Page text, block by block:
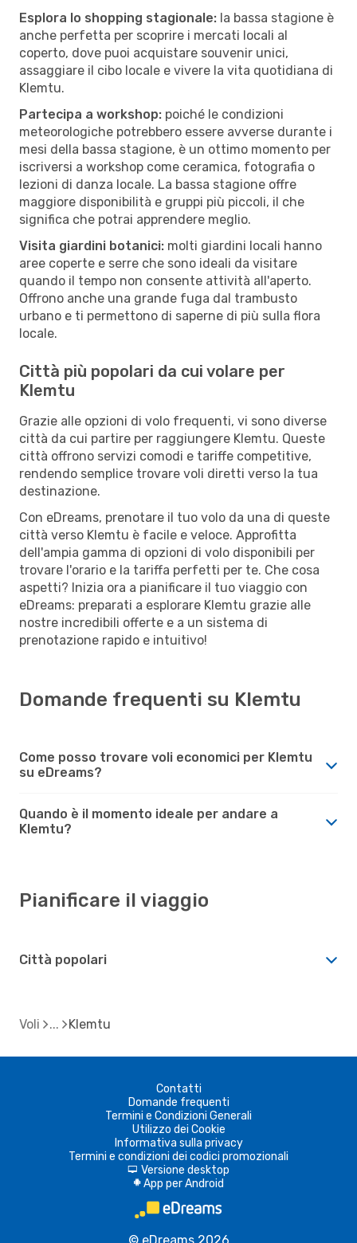
Esplora lo shopping stagionale: la bassa stagione è
anche perfetta per scoprire i mercati locali al
coperto, dove puoi acquistare souvenir unici,
assaggiare il cibo locale e vivere la vita quotidiana di
Klemtu.
Partecipa a workshop: poiché le condizioni
meteorologiche potrebbero essere avverse durante i
mesi della bassa stagione, è un ottimo momento per
iscriversi a workshop come ceramica, fotografia o
lezioni di danza locale. La bassa stagione offre
maggiore disponibilità e gruppi più piccoli, il che
significa che potrai apprendere meglio.
Visita giardini botanici: molti giardini locali hanno
aree coperte e serre che sono ideali da visitare
quando il tempo non consente attività all'aperto.
Offrono anche una grande fuga dal trambusto
urbano e ti permettono di saperne di più sulla flora
locale.
Città più popolari da cui volare per
Klemtu
Grazie alle opzioni di volo frequenti, vi sono diverse
città da cui partire per raggiungere Klemtu. Queste
città offrono servizi comodi e tariffe competitive,
rendendo semplice trovare voli diretti verso la tua
destinazione.
Con eDreams, prenotare il tuo volo da una di queste
città verso Klemtu è facile e veloce. Approfitta
dell'ampia gamma di opzioni di volo disponibili per
trovare l'orario e la tariffa perfetti per te. Che cosa
aspetti? Inizia ora a pianificare il tuo viaggio con
eDreams: preparati a esplorare Klemtu grazie alle
nostre incredibili offerte e a un sistema di
prenotazione rapido e intuitivo!
Domande frequenti su Klemtu
Come posso trovare voli economici per Klemtu
su eDreams?
Quando è il momento ideale per andare a
Klemtu?
Pianificare il viaggio
Città popolari
Voli Klemtu
Contatti
Domande frequenti
Termini e Condizioni Generali
Utilizzo dei Cookie
Informativa sulla privacy
Termini e condizioni dei codici promozionali
d Versione desktop
A App per Android